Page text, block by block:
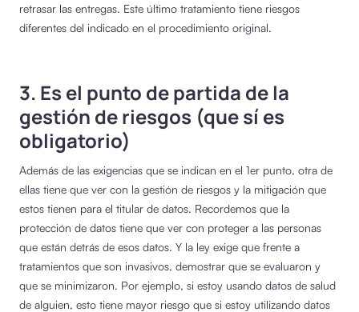
retrasar las entregas. Este último tratamiento tiene riesgos
diferentes del indicado en el procedimiento original.
3. Es el punto de partida de la
gestión de riesgos (que sí es
obligatorio)
Además de las exigencias que se indican en el 1er punto, otra de
ellas tiene que ver con la gestión de riesgos y la mitigación que
estos tienen para el titular de datos. Recordemos que la
protección de datos tiene que ver con proteger a las personas
que están detrás de esos datos. Y la ley exige que frente a
tratamientos que son invasivos, demostrar que se evaluaron y
que se minimizaron. Por ejemplo, si estoy usando datos de salud
de alguien, esto tiene mayor riesgo que si estoy utilizando datos